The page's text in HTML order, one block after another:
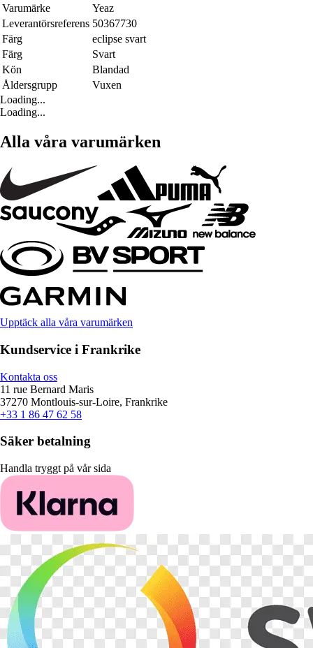
Varumärke
Yeaz
Leverantörsreferens 50367730
Färg
eclipse svart
Färg
Svart
Kön
Blandad
Åldersgrupp
Vuxen
Loading...
Loading...
Alla våra varumärken
Upptäck alla våra varumärken
Kundservice i Frankrike
Kontakta oss
11 rue Bernard Maris
37270 Montlouis-sur-Loire, Frankrike
+33 1 86 47 62 58
Säker betalning
Handla tryggt på vår sida